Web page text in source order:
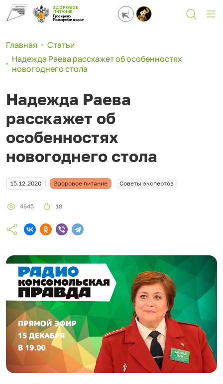
ЗДОРОВОЕ
ПИТАНИЕ
Проверено
Роспотребнадзором
Главная
Статьи
Надежда Раева расскажет об особенностях
новогоднего стола
Надежда Раева
расскажет об
особенностях
новогоднего стола
15.12.2020 Здоровое питание Советы экспертов
4645 18